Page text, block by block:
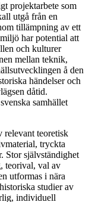
projektarbete som
utgå från en
tillämpning av ett
har potential att
och kulturer
mellan teknik,
å den
händelser och
dåtid.
samhället
relevant teoretisk
tryckta
Stor självständighet
teorival, val av
utformas i nära
studier av
individuell